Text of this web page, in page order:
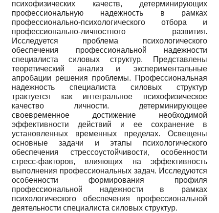
психофизических качеств, детерминирующих
профессиональную надежность в рамках
профессионально-психологического отбора и
профессионально-личностного развития.
Исследуется проблема психологического
обеспечения профессиональной надежности
специалиста силовых структур. Представлены
теоретический анализ и экспериментальные
апробации решения проблемы. Профессиональная
надежность специалиста силовых структур
трактуется как интегральное психофизическое
качество личности. детерминирующее
своевременное достижение необходимой
эффективности действий и ее сохранение в
установленных временных пределах. Освещены
основные задачи и этапы психологического
обеспечения стрессоустойчивости, особенности
стресс-факторов, влияющих на эффективность
выполнения профессиональных задач. Исследуются
особенности формирования профиля
профессиональной надежности в рамках
психологического обеспечения профессиональной
деятельности специалиста силовых структур.